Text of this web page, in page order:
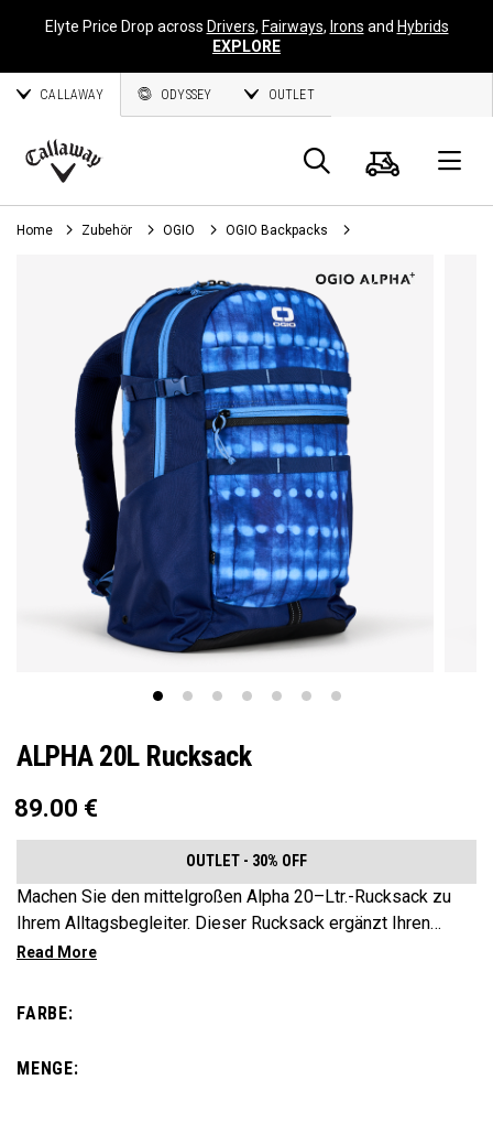
Elyte Price Drop across Drivers, Fairways, Irons and Hybrids
EXPLORE
CALLAWAY ODYSSEY OUTLET
Callaway
Golf
Suche
Home Zubehör OGIO OGIO Backpacks
ALPHA 20L Rucksack
89.00 €
OUTLET - 30% OFF
Machen Sie den mittelgroßen Alpha 20–Ltr.-Rucksack zu
Ihrem Alltagsbegleiter. Dieser Rucksack ergänzt Ihren
aktiven Lebensstil und ist geräumig genug für die
nicht zu viel Gewicht herumzutragen. Der Alpha Rucksack
abverlangt.
FARBE:
MENGE: